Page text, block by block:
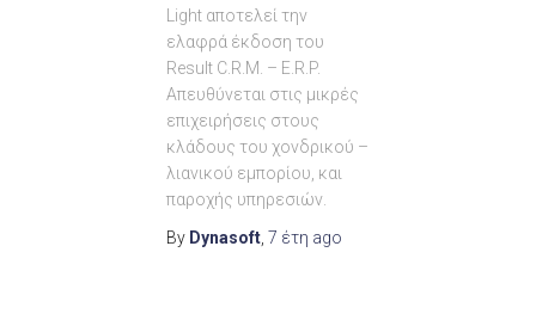
Light αποτελεί την
ελαφρά έκδοση του
Result C.R.M. – E.R.P.
Απευθύνεται στις μικρές
επιχειρήσεις στους
κλάδους του χονδρικού –
λιανικού εμπορίου, και
παροχής υπηρεσιών.
By Dynasoft 7 έτη ago